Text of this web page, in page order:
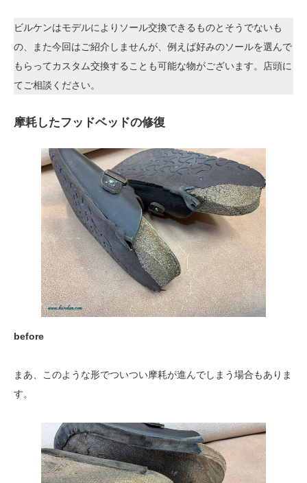
ビルケンはモデルによりソール交換できるものとそうでないも
の、また今回はご紹介しませんが、例えば好みのソールを選んで
もらってカスタム交換することも可能な物がございます。店頭に
てご相談ください。
摩耗したフッドベッドの修復
before
まあ、このような形でついつい摩耗が進んでしまう場合もありま
す。